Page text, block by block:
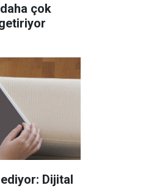
çok
Dijital